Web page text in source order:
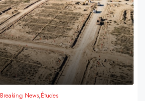
Breaking News,Études